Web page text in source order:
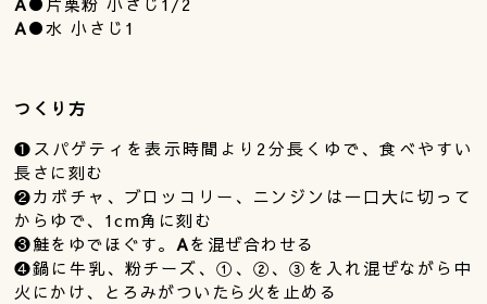
A●水 小さじ1
つくり方
❶スパゲティを表示時間より2分長くゆで、食べやすい
長さに刻む
❷カボチャ、ブロッコリー、ニンジンは一口大に切って
からゆで、1cm角に刻む
❸鮭をゆでほぐす。 Aを混ぜ合わせる
❹鍋に牛乳、粉チーズ、①、②、③を入れ混ぜながら中
火にかけ、とろみがついたら火を止める